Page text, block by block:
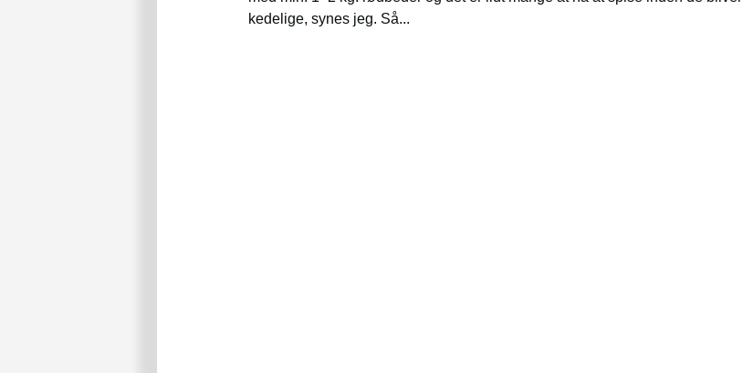
kedelige, synes jeg. Så...